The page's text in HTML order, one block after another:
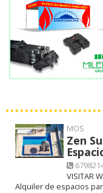
MOS
Zen
VISITAR
Alquiler de espacios